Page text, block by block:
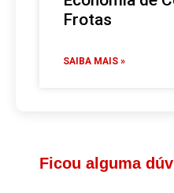
Frotas
SAIBA MAIS »
Ficou alguma